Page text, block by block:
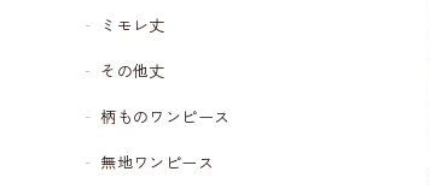
ミモレ丈
その他丈
柄ものワンピース
無地ワンピース